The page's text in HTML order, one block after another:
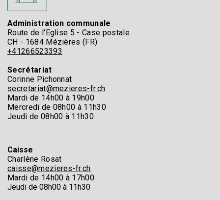
Administration communale​
Route de l'Eglise 5 - Case postale​
CH - 1684 Mézières (FR)​
+41266523393
Secrétariat
Corinne Pichonnat
secretariat@mezieres-fr.ch
Mardi de 14h00 à 19h00
Mercredi de 08h00 à 11h30
Jeudi de 08h00 à 11h30
Caisse
Charlène Rosat
caisse@mezieres-fr.ch
Mardi de 14h00 à 17h00
Jeudi de 08h00 à 11h30